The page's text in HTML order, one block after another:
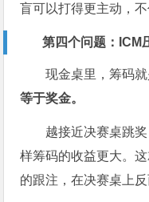
盲可以打得更主动，
第四个问题：ICM
现金桌里，筹码
等于奖金。
越接近决赛桌跳
样筹码的收益更大。
的跟注，在决赛桌上反